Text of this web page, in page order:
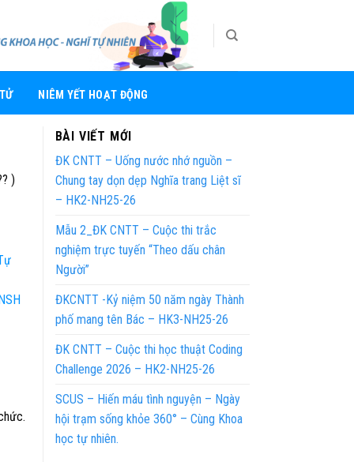
NIÊM YẾT HOẠT ĐỘNG
)
BÀI VIẾT MỚI
ĐK CNTT – Uống nước nhớ nguồn –
Chung tay dọn dẹp Nghĩa trang Liệt sĩ
– HK2-NH25-26
Mẫu 2_ĐK CNTT – Cuộc thi trắc
nghiệm trực tuyến “Theo dấu chân
Người”
ĐKCNTT -Kỷ niệm 50 năm ngày Thành
phố mang tên Bác – HK3-NH25-26
ĐK CNTT – Cuộc thi học thuật Coding
Challenge 2026 – HK2-NH25-26
SCUS – Hiến máu tình nguyện – Ngày
hội trạm sống khỏe 360° – Cùng Khoa
học tự nhiên.